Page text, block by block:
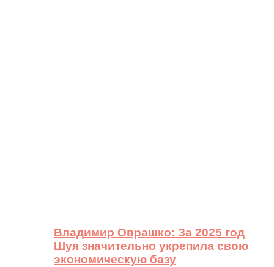
Владимир Оврашко: За 2025 год
Шуя значительно укрепила свою
экономическую базу